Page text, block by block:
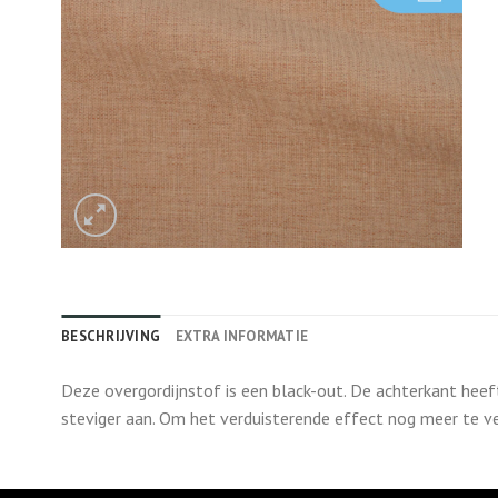
BESCHRIJVING EXTRA INFORMATIE
Deze overgordijnstof is een black-out. De achterkant
steviger aan. Om het verduisterende effect nog meer te